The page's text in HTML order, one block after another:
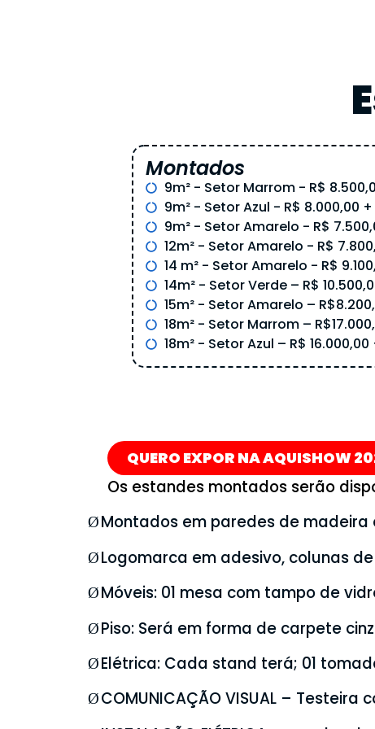
Montados
9m² - Setor Marrom - R$
9m² - Setor Azul - R$ 8.000,00
9m² - Setor Amarelo - R$
12m² - Setor Amarelo - R$
14 m² - Setor Amarelo - R$
14m² - Setor Verde – R$
15m² - Setor Amarelo –
18m² - Setor Marrom –
18m² - Setor Azul – R$
QUERO EXPOR NA AQUISHOW
Os estandes montados serão
ØMontados em paredes de
ØLogomarca em adesivo, colunas
ØMóveis: 01 mesa com tampo de
ØPiso: Será em forma de carpete
ØElétrica: Cada stand terá; 01
ØCOMUNICAÇÃO VISUAL –